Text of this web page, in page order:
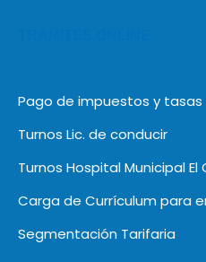
Pago de impuestos y tasas
Turnos Lic. de conducir
Turnos Hospital Municipal El
Carga de Currículum para
Segmentación Tarifaria